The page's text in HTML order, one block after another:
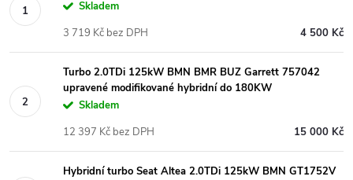
Skladem
4 500 Kč
3 719 Kč bez DPH
Turbo 2.0TDi 125kW BMN BMR BUZ Garrett 757042
upravené modifikované hybridní do 180KW
Skladem
15 000 Kč
12 397 Kč bez DPH
Hybridní turbo Seat Altea 2.0TDi 125kW BMN GT1752V